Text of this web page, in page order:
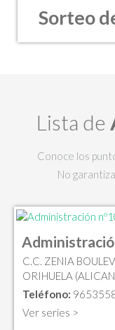
Sorteo
Lista de
Conoce los
No
C.C. ZENIA
ORIHUELA
Teléfono:
Ver series >